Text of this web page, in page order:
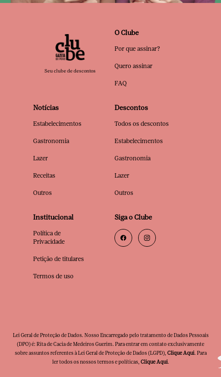
Seu clube de descontos
O Clube
Por que assinar?
Quero assinar
FAQ
Notícias
Estabelecimentos
Gastronomia
Lazer
Receitas
Outros
Descontos
Todos os descontos
Estabelecimentos
Gastronomia
Lazer
Outros
Institucional
Política de
Privacidade
Petição de titulares
Termos de uso
Siga o Clube
Lei Geral de Proteção de Dados. Nosso Encarregado pelo tratamento de Dados Pessoais
(DPO) é: Rita de Cacia de Medeiros Guerim. Para entrar em contato exclusivamente
sobre assuntos referentes à Lei Geral de Proteção de Dados (LGPD), Clique Aqui. Para
ler todos os nossos termos e políticas, Clique Aqui.